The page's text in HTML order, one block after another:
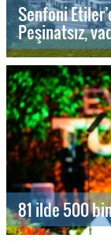
Senfoni
Peşinatsız,
81 ilde 500